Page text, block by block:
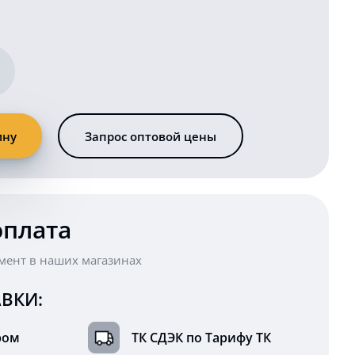
Запрос оптовой цены
в наших магазинах
ТК СДЭК по Тарифу ТК